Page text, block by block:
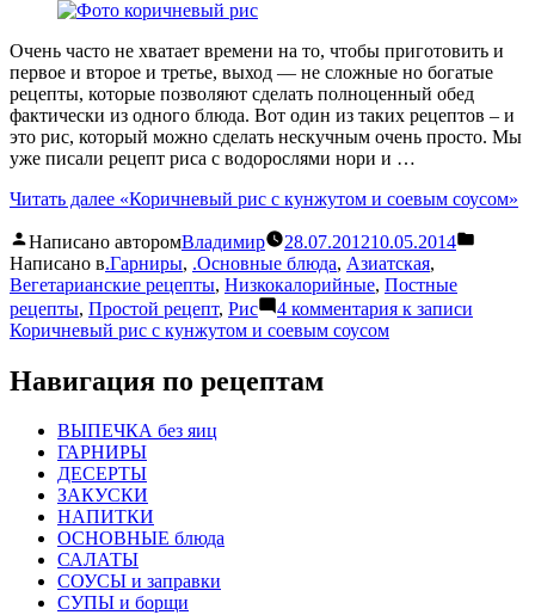
Очень часто не хватает времени на то, чтобы приготовить и
первое и второе и третье, выход — не сложные но богатые
рецепты, которые позволяют сделать полноценный обед
фактически из одного блюда. Вот один из таких рецептов – и
это рис, который можно сделать нескучным очень просто. Мы
уже писали рецепт риса с водорослями нори и …
Читать далее «Коричневый рис с кунжутом и соевым соусом»
Написано авторомВладимир 28.07.201210.05.2014
Написано в.Гарниры, .Основные блюда, Азиатская,
Вегетарианские рецепты, Низкокалорийные, Постные
рецепты, Простой рецепт, Рис 4 комментария к записи
Коричневый рис с кунжутом и соевым соусом
Навигация по рецептам
ВЫПЕЧКА без яиц
ГАРНИРЫ
ДЕСЕРТЫ
ЗАКУСКИ
НАПИТКИ
ОСНОВНЫЕ блюда
САЛАТЫ
СОУСЫ и заправки
СУПЫ и борщи